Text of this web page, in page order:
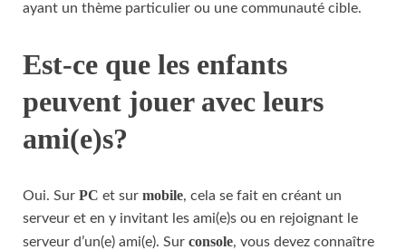
ayant un thème particulier ou une communauté cible.
Est-ce que les enfants
peuvent jouer avec leurs
ami(e)s?
Oui. Sur PC et sur mobile, cela se fait en créant un
serveur et en y invitant les ami(e)s ou en rejoignant le
serveur d’un(e) ami(e). Sur console, vous devez connaître